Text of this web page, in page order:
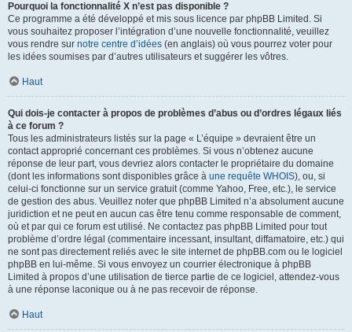
Pourquoi la fonctionnalité X n’est pas disponible ?
Ce programme a été développé et mis sous licence par phpBB Limited. Si
vous souhaitez proposer l’intégration d’une nouvelle fonctionnalité, veuillez
vous rendre sur notre centre d’idées (en anglais) où vous pourrez voter pour
les idées soumises par d’autres utilisateurs et suggérer les vôtres.
Haut
Qui dois-je contacter à propos de problèmes d’abus ou d’ordres légaux liés
à ce forum ?
Tous les administrateurs listés sur la page « L’équipe » devraient être un
contact approprié concernant ces problèmes. Si vous n’obtenez aucune
réponse de leur part, vous devriez alors contacter le propriétaire du domaine
(dont les informations sont disponibles grâce à une requête WHOIS), ou, si
celui-ci fonctionne sur un service gratuit (comme Yahoo, Free, etc.), le service
de gestion des abus. Veuillez noter que phpBB Limited n’a absolument aucune
juridiction et ne peut en aucun cas être tenu comme responsable de comment,
où et par qui ce forum est utilisé. Ne contactez pas phpBB Limited pour tout
problème d’ordre légal (commentaire incessant, insultant, diffamatoire, etc.) qui
ne sont pas directement reliés avec le site internet de phpBB.com ou le logiciel
phpBB en lui-même. Si vous envoyez un courrier électronique à phpBB
Limited à propos d’une utilisation de tierce partie de ce logiciel, attendez-vous
à une réponse laconique ou à ne pas recevoir de réponse.
Haut